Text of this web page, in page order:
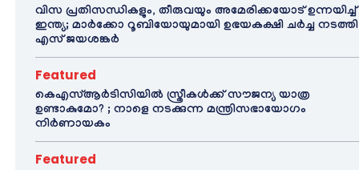
വിസ പ്രതിസന്ധികളും, തീരുവയും അമേരിക്കയോട് ഉന്നയിച്ച്
ഇന്ത്യ; മാർക്കോ റൂബിയോയുമായി ഉഭയകക്ഷി ചർച്ച നടത്തി
എസ് ജയശങ്കർ
Featured
കെഎസ്ആർടിസിയിൽ സ്ത്രീകൾക്ക് സൗജന്യ യാത്ര
ഉണ്ടാകുമോ? ; നാളെ നടക്കുന്ന മന്ത്രിസഭായോഗം
നിർണായകം
Featured